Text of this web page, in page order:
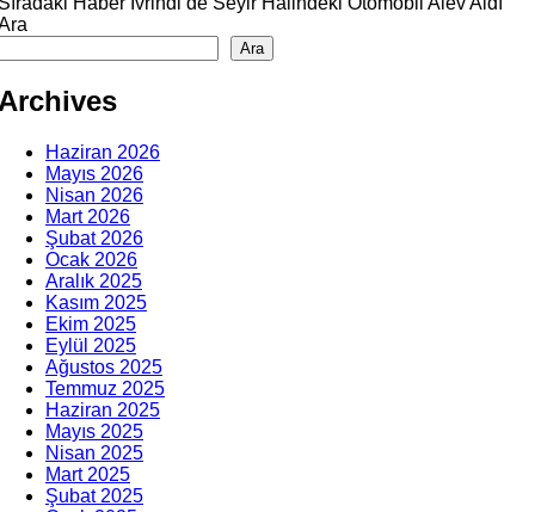
Ara
Haziran 2026
Mayıs 2026
Nisan 2026
Mart 2026
Şubat 2026
Ocak 2026
Aralık 2025
Kasım 2025
Ekim 2025
Eylül 2025
Ağustos 2025
Temmuz 2025
Haziran 2025
Mayıs 2025
Nisan 2025
Mart 2025
Şubat 2025